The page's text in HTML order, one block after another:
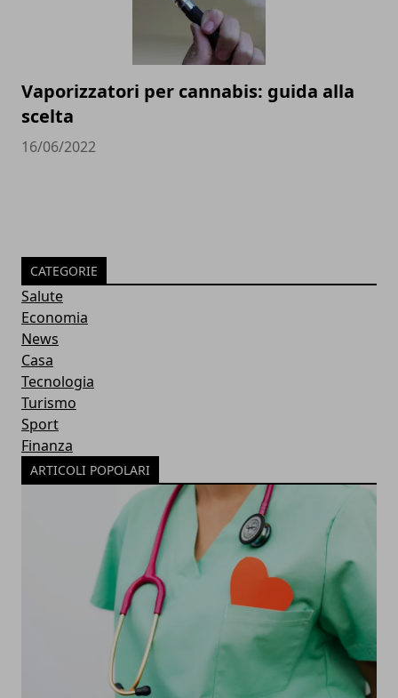
Vaporizzatori per cannabis: guida alla
scelta
16/06/2022
CATEGORIE
Salute
Economia
News
Casa
Tecnologia
Turismo
Sport
Finanza
ARTICOLI POPOLARI